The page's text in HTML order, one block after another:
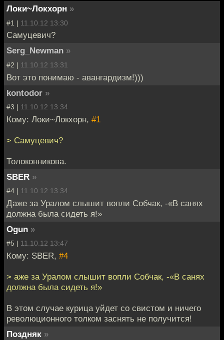
Локи~Локхорн »
#1 | 11.10.12 13:30
Самуцевич?
Serg_Newman »
#2 | 11.10.12 13:31
Вот это понимаю - авангардизм!)))
kontodor »
#3 | 11.10.12 13:34
Кому: Локи~Локхорн, #1
> Самуцевич?
Толоконникова.
SBER »
#4 | 11.10.12 13:34
Даже за Уралом слышит вопли Собчак, -«В санях
должна была сидеть я!»
Ogun »
#5 | 11.10.12 13:47
Кому: SBER, #4
> аже за Уралом слышит вопли Собчак, -«В санях
должна была сидеть я!»
В этом случае курица уйдет со свистом и ничего
революционного толком заснять не получится!
Поздняк »